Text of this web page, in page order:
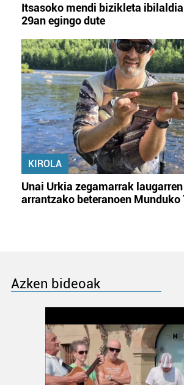
Itsasoko mendi bizikleta
29an egingo dute
KIROLA
Unai Urkia zegamarrak
arrantzako beteranoen Munduko
Azken bideoak